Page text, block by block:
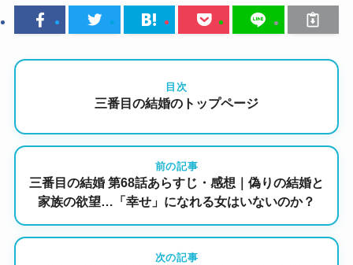
目次
三番目の結婚のトップページ
前の記事
三番目の結婚 第68話あらすじ・感想｜偽りの結婚と
家族の欲望…「幸せ」になれる女はいないのか？
次の記事